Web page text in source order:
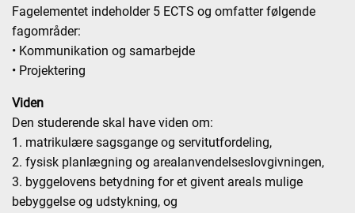
Fagelementet indeholder 5 ECTS og omfatter følgende
fagområder:
• Kommunikation og samarbejde
• Projektering
Viden
Den studerende skal have viden om:
1. matrikulære sagsgange og servitutfordeling,
2. fysisk planlægning og arealanvendelseslovgivningen,
3. byggelovens betydning for et givent areals mulige
bebyggelse og udstykning, og